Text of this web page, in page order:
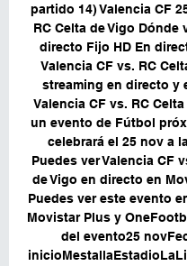
partido 14) Valencia CF
RC Celta de Vigo Dónde
directo Fijo HD En
Valencia CF vs. RC
streaming en directo y
Valencia CF vs. RC
un evento de Fútbol
celebrará el 25 nov a
Puedes ver Valencia CF
de Vigo en directo en
Puedes ver este evento
Movistar Plus y
del evento25